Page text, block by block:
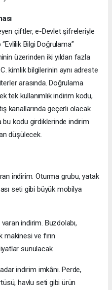
çiftler, e-Devlet şifreleriyle
Bilgi Doğrulama”
üzerinden iki yıldan fazla
kimlik bilgilerinin aynı adreste
arasında. Doğrulama
tek kullanımlık indirim kodu,
kanallarında geçerli olacak.
bu kodu girdiklerinde indirim
düşülecek.
indirim. Oturma grubu, yatak
seti gibi büyük mobilya
varan indirim. Buzdolabı,
makinesi ve fırın
sunulacak.
indirim imkânı. Perde,
havlu seti gibi ürün